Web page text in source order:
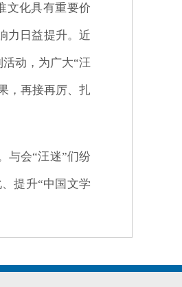
文化具有重要价
力日益提升。近
动，为广大“汪
，再接再厉、扎
与会“汪迷”们纷
提升“中国文学